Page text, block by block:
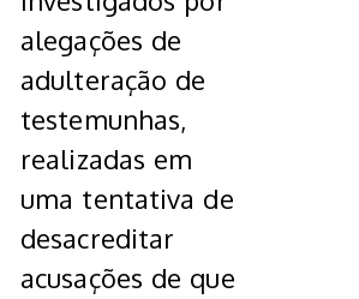
alegações de
adulteração de
testemunhas,
realizadas em
uma tentativa de
desacreditar
acusações de que